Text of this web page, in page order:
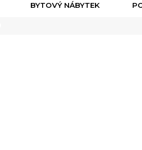
BYTOVÝ NÁBYTEK